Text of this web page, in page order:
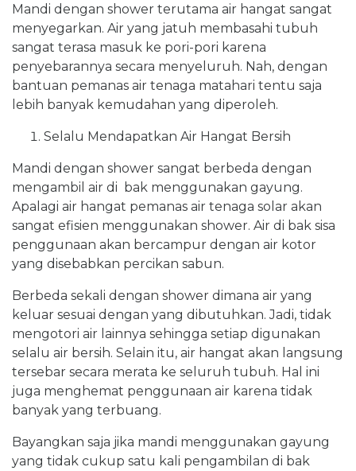
Mandi dengan shower terutama air hangat sangat
menyegarkan. Air yang jatuh membasahi tubuh
sangat terasa masuk ke pori-pori karena
penyebarannya secara menyeluruh. Nah, dengan
bantuan pemanas air tenaga matahari tentu saja
lebih banyak kemudahan yang diperoleh.
Selalu Mendapatkan Air Hangat Bersih
Mandi dengan shower sangat berbeda dengan
mengambil air di bak menggunakan gayung.
Apalagi air hangat pemanas air tenaga solar akan
sangat efisien menggunakan shower. Air di bak sisa
penggunaan akan bercampur dengan air kotor
yang disebabkan percikan sabun.
Berbeda sekali dengan shower dimana air yang
keluar sesuai dengan yang dibutuhkan. Jadi, tidak
mengotori air lainnya sehingga setiap digunakan
selalu air bersih. Selain itu, air hangat akan langsung
tersebar secara merata ke seluruh tubuh. Hal ini
juga menghemat penggunaan air karena tidak
banyak yang terbuang.
Bayangkan saja jika mandi menggunakan gayung
yang tidak cukup satu kali pengambilan di bak